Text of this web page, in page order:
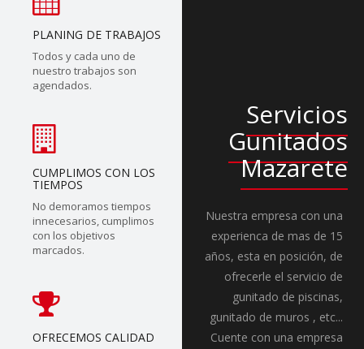
PLANING DE TRABAJOS
Todos y cada uno de
nuestro trabajos son
agendados.
CUMPLIMOS CON LOS
TIEMPOS
No demoramos tiempos
innecesarios, cumplimos
con los objetivos
marcados.
OFRECEMOS CALIDAD
Servicios
Gunitados
Mazarete
Nuestra empresa con una
experienca de mas de 15
años, esta en posición, de
ofrecerle el servicio de
gunitado de piscinas,
gunitado de muros , etc...
Cuente con una empresa